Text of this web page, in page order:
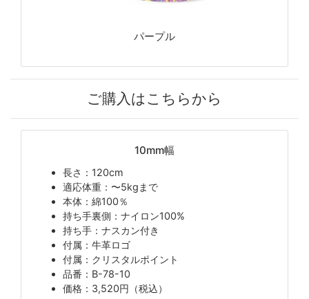
パープル
ご購入はこちらから
10mm幅
長さ：120cm
適応体重：〜5kgまで
本体：綿100％
持ち手裏側：ナイロン100%
持ち手：ナスカン付き
付属：牛革ロゴ
付属：クリスタルポイント
品番：B-78-10
価格：3,520円（税込）